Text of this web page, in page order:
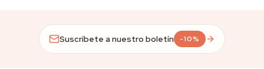
Suscríbete a nuestro boletín -10%